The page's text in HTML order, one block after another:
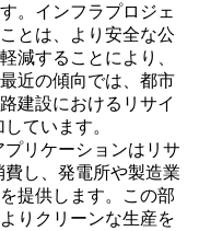
。インフラプロジェ
とは、より安全な公
減することにより、
近の傾向では、都市
建設におけるリサイ
ています。
リケーションはリサ
し、発電所や製造業
提供します。この部
りクリーンな生産を